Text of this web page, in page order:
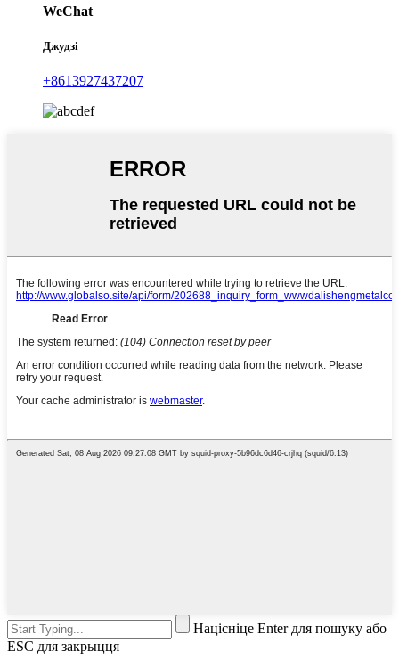
WeChat
Джудзі
+8613927437207
Націсніце Enter для пошуку або
ESC для закрыцця